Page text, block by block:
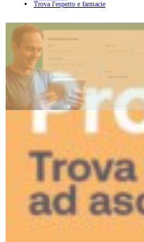
Trova l'esperto e farmacie